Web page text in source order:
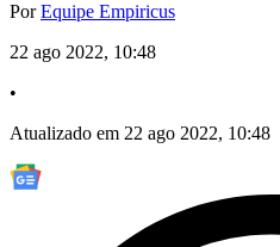
PorEquipe Empiricus
22 ago 2022, 10:48
•
Atualizado em 22 ago 2022, 10:48